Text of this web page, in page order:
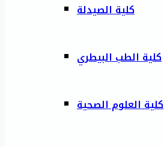
كلية الصيدلة
كلية الطب البيطري
كلية العلوم الصحية